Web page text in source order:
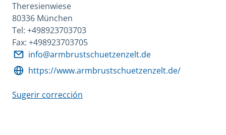
Theresienwiese
80336 München
Tel: +498923703703
Fax: +498923703705
info@armbrustschuetzenzelt.de
https://www.armbrustschuetzenzelt.de/
Sugerir corrección